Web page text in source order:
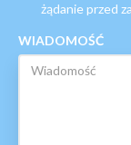
żądanie przed
WIADOMOŚĆ